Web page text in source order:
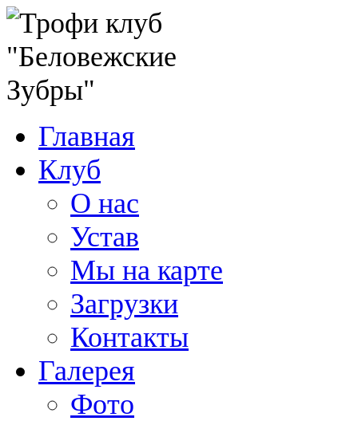
Главная
Клуб
О нас
Устав
Мы на карте
Загрузки
Контакты
Галерея
Фото